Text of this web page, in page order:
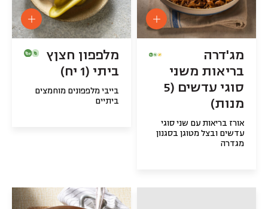
מג'דרה
בריאות משני
סוגי עדשים (5
מנות)
אורז בריאות עם שני סוגי
עדשים ובצל מטוגן בסגנון
מגדרה
מלפפון חצןץ
ביתי (1 יח)
בייבי מלפפונים מוחמצים
ביתיים